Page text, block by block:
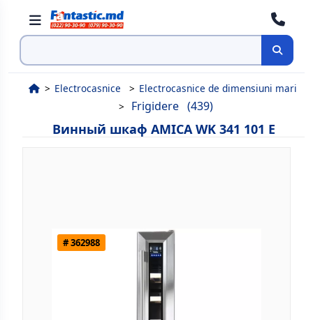
Поиск
Electrocasnice Electrocasnice de dimensiuni mari
Frigidere (439)
Винный шкаф AMICA WK 341 101 E
# 362988